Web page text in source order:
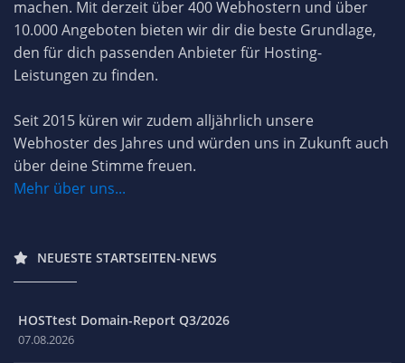
machen. Mit derzeit über 400 Webhostern und über
10.000 Angeboten bieten wir dir die beste Grundlage,
den für dich passenden Anbieter für Hosting-
Leistungen zu finden.
Seit 2015 küren wir zudem alljährlich unsere
Webhoster des Jahres und würden uns in Zukunft auch
über deine Stimme freuen.
Mehr über uns...
NEUESTE STARTSEITEN-NEWS
HOSTtest Domain-Report Q3/2026
07.08.2026